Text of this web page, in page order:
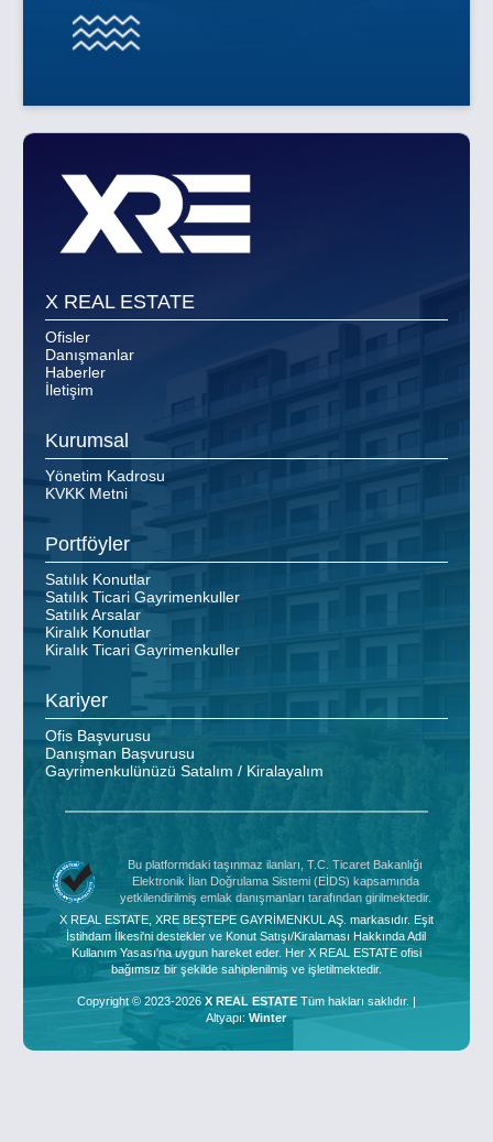
X REAL ESTATE
Ofisler
Danışmanlar
Haberler
İletişim
Kurumsal
Yönetim Kadrosu
KVKK Metni
Portföyler
Satılık Konutlar
Satılık Ticari Gayrimenkuller
Satılık Arsalar
Kiralık Konutlar
Kiralık Ticari Gayrimenkuller
Kariyer
Ofis Başvurusu
Danışman Başvurusu
Gayrimenkulünüzü Satalım / Kiralayalım
Bu platformdaki taşınmaz ilanları, T.C. Ticaret Bakanlığı
Elektronik İlan Doğrulama Sistemi (EİDS) kapsamında
yetkilendirilmiş emlak danışmanları tarafından girilmektedir.
X REAL ESTATE, XRE BEŞTEPE GAYRİMENKUL AŞ. markasıdır. Eşit
İstihdam İlkesi'ni destekler ve Konut Satışı/Kiralaması Hakkında Adil
Kullanım Yasası'na uygun hareket eder. Her X REAL ESTATE ofisi
bağımsız bir şekilde sahiplenilmiş ve işletilmektedir.
Copyright © 2023-2026X REAL ESTATETüm hakları saklıdır. |
Altyapı:Winter